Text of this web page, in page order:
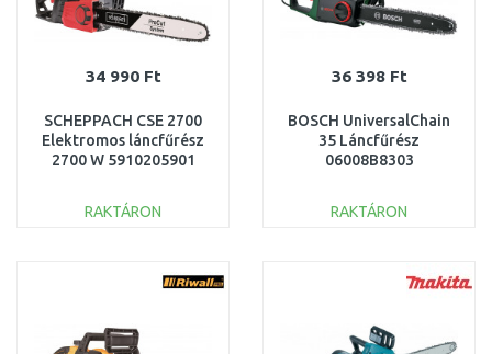
34 990 Ft
SCHEPPACH CSE 2700
Elektromos láncfűrész
2700 W 5910205901
RAKTÁRON
Összehasonlítás
36 398 Ft
BOSCH UniversalChain
35 Láncfűrész
06008B8303
RAKTÁRON
Összehasonlítás